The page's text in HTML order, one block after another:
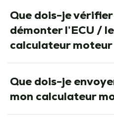
Que dois-je
démonter l’ECU / le
calculateur moteur
Que dois-je
mon calculateur